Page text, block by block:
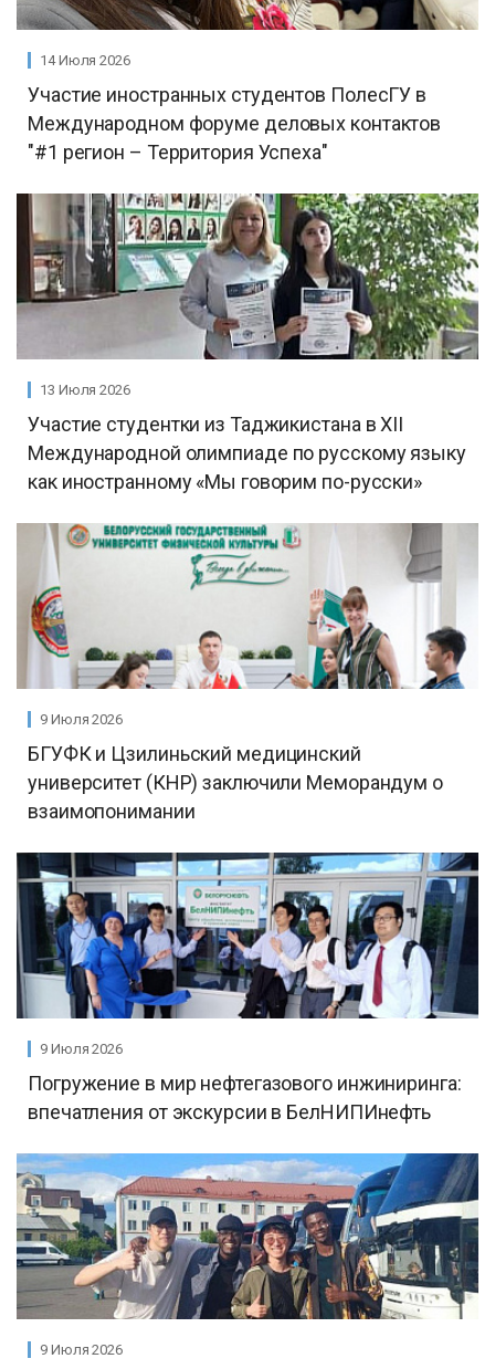
14 Июля 2026
Участие иностранных студентов ПолесГУ в
Международном форуме деловых контактов
"#1 регион – Территория Успеха"
13 Июля 2026
Участие студентки из Таджикистана в XII
Международной олимпиаде по русскому языку
как иностранному «Мы говорим по-русски»
9 Июля 2026
БГУФК и Цзилиньский медицинский
университет (КНР) заключили Меморандум о
взаимопонимании
9 Июля 2026
Погружение в мир нефтегазового инжиниринга:
впечатления от экскурсии в БелНИПИнефть
9 Июля 2026